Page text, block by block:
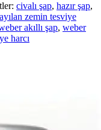
civalı şap, hazır şap,
zemin tesviye
akıllı şap, weber
harcı